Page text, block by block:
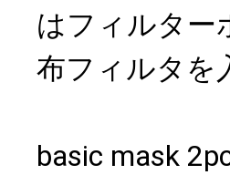
はフィルター
布フィルタを
basic mask